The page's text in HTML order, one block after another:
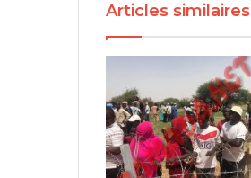
Articles similaires